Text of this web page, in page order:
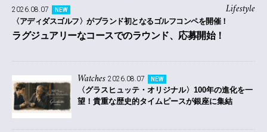
Lifestyle
2026.08.07 NEW
〈アディダスゴルフ〉がブランド初となるゴルフコンペを開催！
ラグジュアリーなコースでのラウンド、応募開始！
Watches 2026.08.07 NEW
〈グラスヒュッテ・オリジナル〉100年の進化を一
望！貴重な歴史的タイムピースが銀座に集結